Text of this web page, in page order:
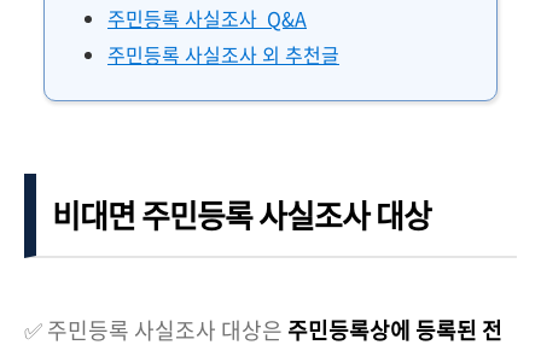
주민등록 사실조사 Q&A
주민등록 사실조사 외 추천글
비대면 주민등록 사실조사 대상
✅ 주민등록 사실조사 대상은 주민등록상에 등록된 전